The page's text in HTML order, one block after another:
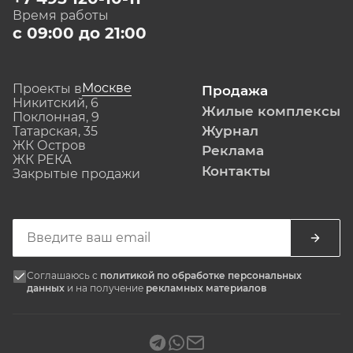
Время работы
с 09:00 до 21:00
Проекты вМоскве
Никитский, 6
Поклонная, 9
Татарская, 35
ЖК Остров
ЖК РЕКА
Закрытые продажи
Продажа
Жилые комплексы
Журнал
Реклама
Контакты
Соглашаюсь с политикой по обработке персональных
данных и на получение рекламных материалов